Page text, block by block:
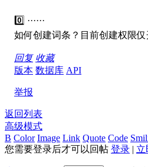
0️⃣ ······
如何创建词条？目前创建权限
回复 收藏
版本 数据库 API
举报
返回列表
高级模式
B Color Image Link Quote Code
您需要登录后才可以回帖 登录 | 立